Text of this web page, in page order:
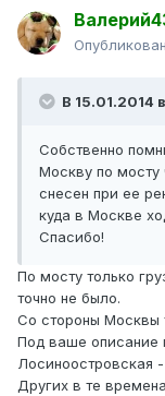
В 15.01.2014
Собственно
Москву по мосту
снесен при ее
куда в Москве
Спасибо!
По мосту только
точно не было.
Со стороны Москвы
Под ваше описание
Лосиноостровская
Других в те